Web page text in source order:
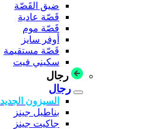
ضيق القَصّة
قَصّة عادية
قَصّة موم
أوفر سايز
قَصّة مستقيمة
سكيني فيت
رجال
رجال
السيزون الجديد
بناطيل جينز
جاكيت جينز